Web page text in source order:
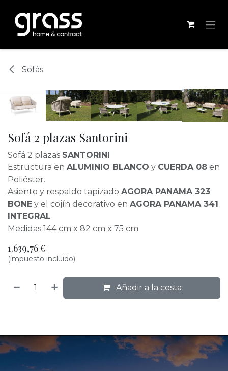
Sofás
Sofá 2 plazas Santorini
Sofá 2 plazas SANTORINI
Estructura en ALUMINIO BLANCO y CUERDA 08 en
Poliéster.
Asiento y respaldo tapizado AGORA PANAMA 323
BONE y el cojín decorativo en AGORA PANAMA 341
INTEGRAL
Medidas 144 cm x 82 cm x 75 cm
1.639,76€
(impuesto incluido)
Añadir a la cesta